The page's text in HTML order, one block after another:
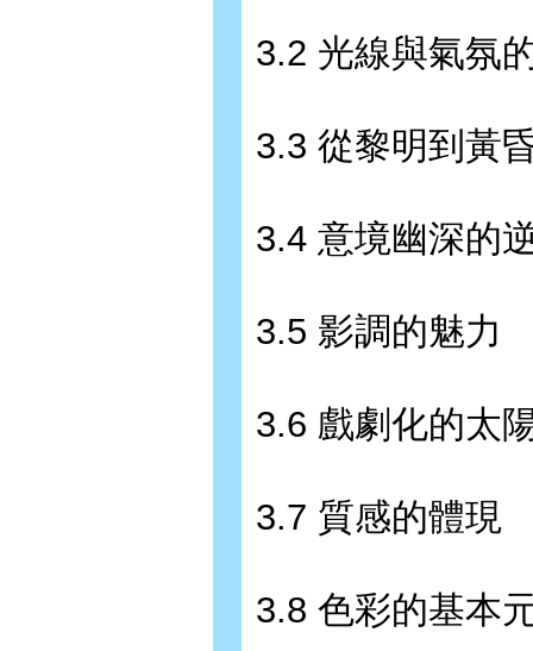
3.2 光線與氣氛
3.3 從黎明到黃
3.4 意境幽深的
3.5 影調的魅力
3.6 戲劇化的太
3.7 質感的體現
3.8 色彩的基本